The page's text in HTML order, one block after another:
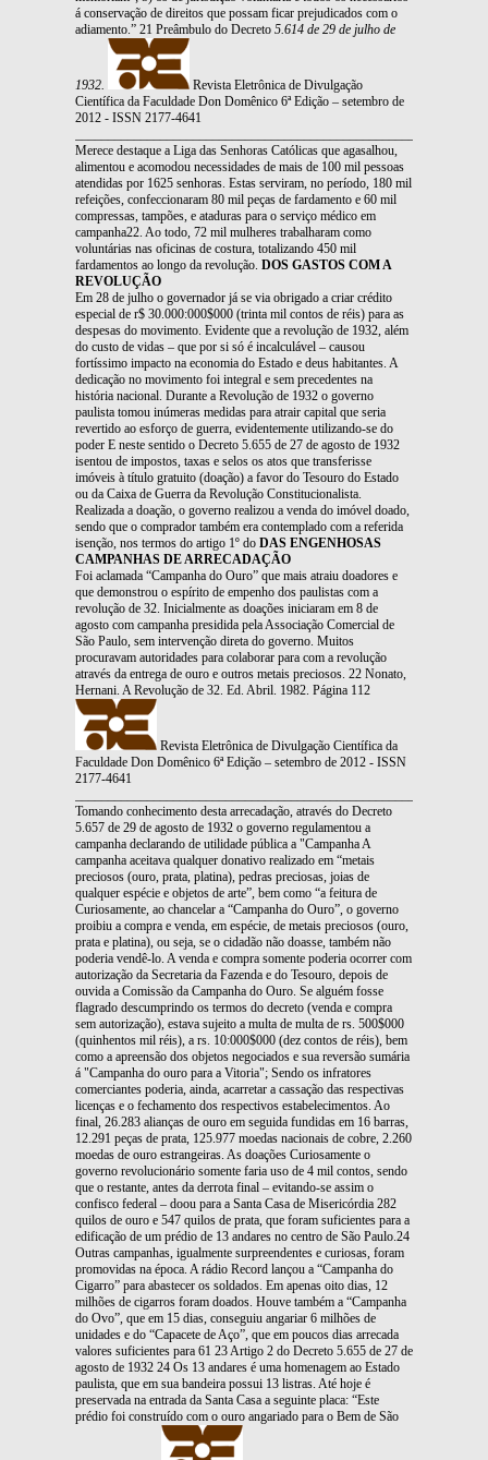
á conservação de direitos que possam ficar prejudicados com o
adiamento.” 21 Preâmbulo do Decreto 5.614 de 29 de julho de
1932.
Revista Eletrônica de Divulgação
Científica da Faculdade Don Domênico 6ª Edição – setembro de
2012 - ISSN 2177-4641
Merece destaque a Liga das Senhoras Católicas que agasalhou,
alimentou e acomodou necessidades de mais de 100 mil pessoas
atendidas por 1625 senhoras. Estas serviram, no período, 180 mil
refeições, confeccionaram 80 mil peças de fardamento e 60 mil
compressas, tampões, e ataduras para o serviço médico em
campanha22. Ao todo, 72 mil mulheres trabalharam como
voluntárias nas oficinas de costura, totalizando 450 mil
fardamentos ao longo da revolução. DOS GASTOS COM A
REVOLUÇÃO
Em 28 de julho o governador já se via obrigado a criar crédito
especial de r$ 30.000:000$000 (trinta mil contos de réis) para as
despesas do movimento. Evidente que a revolução de 1932, além
do custo de vidas – que por si só é incalculável – causou
fortíssimo impacto na economia do Estado e deus habitantes. A
dedicação no movimento foi integral e sem precedentes na
história nacional. Durante a Revolução de 1932 o governo
paulista tomou inúmeras medidas para atrair capital que seria
revertido ao esforço de guerra, evidentemente utilizando-se do
poder E neste sentido o Decreto 5.655 de 27 de agosto de 1932
isentou de impostos, taxas e selos os atos que transferisse
imóveis à título gratuito (doação) a favor do Tesouro do Estado
ou da Caixa de Guerra da Revolução Constitucionalista.
Realizada a doação, o governo realizou a venda do imóvel doado,
sendo que o comprador também era contemplado com a referida
isenção, nos termos do artigo 1º do DAS ENGENHOSAS
CAMPANHAS DE ARRECADAÇÃO
Foi aclamada “Campanha do Ouro” que mais atraiu doadores e
que demonstrou o espírito de empenho dos paulistas com a
revolução de 32. Inicialmente as doações iniciaram em 8 de
agosto com campanha presidida pela Associação Comercial de
São Paulo, sem intervenção direta do governo. Muitos
procuravam autoridades para colaborar para com a revolução
através da entrega de ouro e outros metais preciosos. 22 Nonato,
Hernani. A Revolução de 32. Ed. Abril. 1982. Página 112
Revista Eletrônica de Divulgação Científica da
Faculdade Don Domênico 6ª Edição – setembro de 2012 - ISSN
2177-4641
Tomando conhecimento desta arrecadação, através do Decreto
5.657 de 29 de agosto de 1932 o governo regulamentou a
campanha declarando de utilidade pública a "Campanha A
campanha aceitava qualquer donativo realizado em “metais
preciosos (ouro, prata, platina), pedras preciosas, joias de
qualquer espécie e objetos de arte”, bem como “a feitura de
Curiosamente, ao chancelar a “Campanha do Ouro”, o governo
proibiu a compra e venda, em espécie, de metais preciosos (ouro,
prata e platina), ou seja, se o cidadão não doasse, também não
poderia vendê-lo. A venda e compra somente poderia ocorrer com
autorização da Secretaria da Fazenda e do Tesouro, depois de
ouvida a Comissão da Campanha do Ouro. Se alguém fosse
flagrado descumprindo os termos do decreto (venda e compra
sem autorização), estava sujeito a multa de multa de rs. 500$000
(quinhentos mil réis), a rs. 10:000$000 (dez contos de réis), bem
como a apreensão dos objetos negociados e sua reversão sumária
á "Campanha do ouro para a Vitoria"; Sendo os infratores
comerciantes poderia, ainda, acarretar a cassação das respectivas
licenças e o fechamento dos respectivos estabelecimentos. Ao
final, 26.283 alianças de ouro em seguida fundidas em 16 barras,
12.291 peças de prata, 125.977 moedas nacionais de cobre, 2.260
moedas de ouro estrangeiras. As doações Curiosamente o
governo revolucionário somente faria uso de 4 mil contos, sendo
que o restante, antes da derrota final – evitando-se assim o
confisco federal – doou para a Santa Casa de Misericórdia 282
quilos de ouro e 547 quilos de prata, que foram suficientes para a
edificação de um prédio de 13 andares no centro de São Paulo.24
Outras campanhas, igualmente surpreendentes e curiosas, foram
promovidas na época. A rádio Record lançou a “Campanha do
Cigarro” para abastecer os soldados. Em apenas oito dias, 12
milhões de cigarros foram doados. Houve também a “Campanha
do Ovo”, que em 15 dias, conseguiu angariar 6 milhões de
unidades e do “Capacete de Aço”, que em poucos dias arrecada
valores suficientes para 61 23 Artigo 2 do Decreto 5.655 de 27 de
agosto de 1932 24 Os 13 andares é uma homenagem ao Estado
paulista, que em sua bandeira possui 13 listras. Até hoje é
preservada na entrada da Santa Casa a seguinte placa: “Este
prédio foi construído com o ouro angariado para o Bem de São